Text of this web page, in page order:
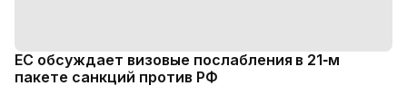
ЕС обсуждает визовые послабления в 21‑м
пакете санкций против РФ